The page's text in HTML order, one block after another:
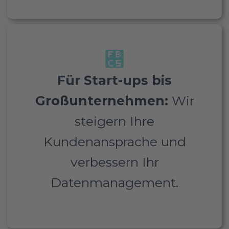
Für Start-ups bis
Großunternehmen: Wir
steigern Ihre
Kundenansprache und
verbessern Ihr
Datenmanagement.
Ob dynamisches Start-up oder
etabliertes Großunternehmen:
Wir optimieren
Geschäftsprozesse und CRM-
Funktionalitäten, wodurch sich
Ihre Kundenansprache und das
Datenmanagement deutlich